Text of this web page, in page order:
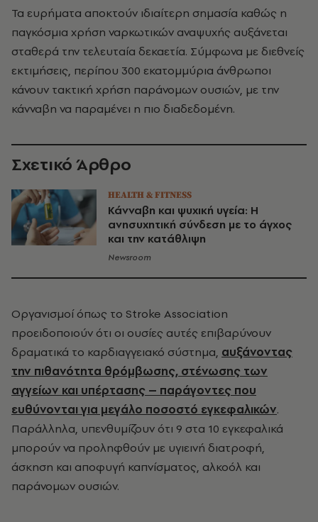
Τα ευρήματα αποκτούν ιδιαίτερη σημασία καθώς η
παγκόσμια χρήση ναρκωτικών αναψυχής αυξάνεται
σταθερά την τελευταία δεκαετία. Σύμφωνα με διεθνείς
εκτιμήσεις, περίπου 300 εκατομμύρια άνθρωποι
κάνουν τακτική χρήση παράνομων ουσιών, με την
κάνναβη να παραμένει η πιο διαδεδομένη.
Σχετικό Άρθρο
HEALTH & FITNESS
Κάνναβη και ψυχική υγεία: Η
ανησυχητική σύνδεση με το άγχος
και την κατάθλιψη
Newsroom
Οργανισμοί όπως το Stroke Association
προειδοποιούν ότι οι ουσίες αυτές επιβαρύνουν
δραματικά το καρδιαγγειακό σύστημα, αυξάνοντας
την πιθανότητα θρόμβωσης, στένωσης των
αγγείων και υπέρτασης – παράγοντες που
ευθύνονται για μεγάλο ποσοστό εγκεφαλικών.
Παράλληλα, υπενθυμίζουν ότι 9 στα 10 εγκεφαλικά
μπορούν να προληφθούν με υγιεινή διατροφή,
άσκηση και αποφυγή καπνίσματος, αλκοόλ και
παράνομων ουσιών.